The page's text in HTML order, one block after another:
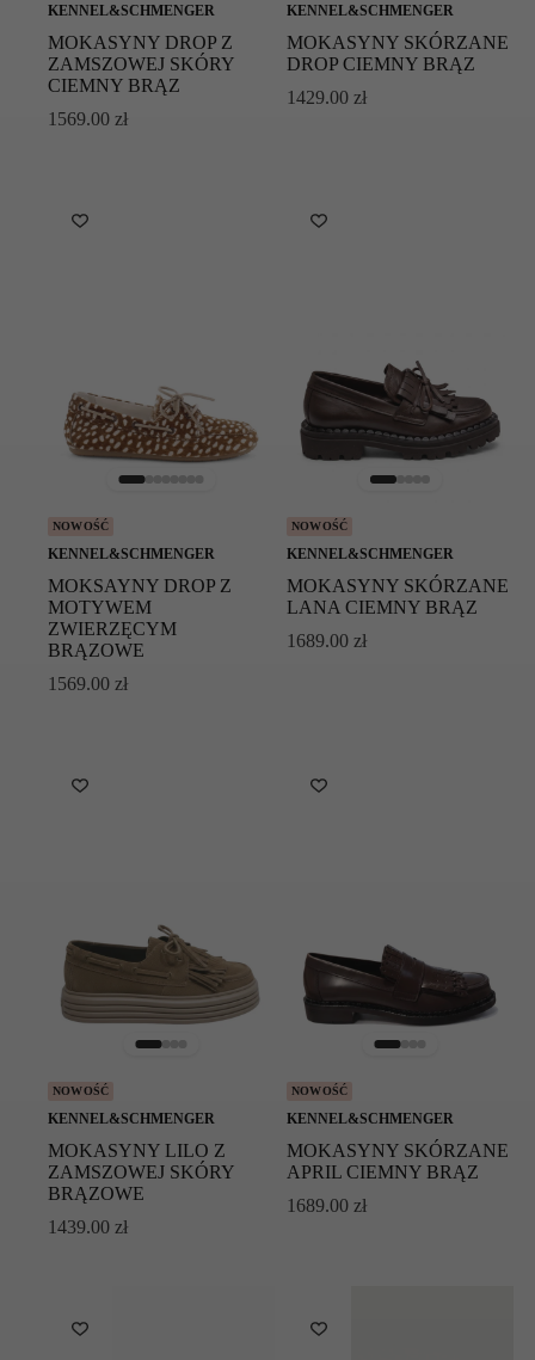
KENNEL&SCHMENGER
MOKASYNY DROP Z
ZAMSZOWEJ SKÓRY
CIEMNY BRĄZ
1569.00 zł
KENNEL&SCHMENGER
MOKASYNY SKÓRZANE
DROP CIEMNY BRĄZ
1429.00 zł
NOWOŚĆ
KENNEL&SCHMENGER
MOKSAYNY DROP Z
MOTYWEM
ZWIERZĘCYM
BRĄZOWE
1569.00 zł
NOWOŚĆ
KENNEL&SCHMENGER
MOKASYNY SKÓRZANE
LANA CIEMNY BRĄZ
1689.00 zł
NOWOŚĆ
KENNEL&SCHMENGER
MOKASYNY LILO Z
ZAMSZOWEJ SKÓRY
BRĄZOWE
1439.00 zł
NOWOŚĆ
KENNEL&SCHMENGER
MOKASYNY SKÓRZANE
APRIL CIEMNY BRĄZ
1689.00 zł